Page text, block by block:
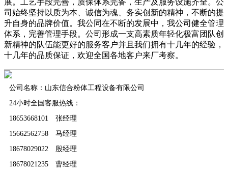
展。工艺手段完善，质保体系完备，生产及服务设施齐全。公
司始终坚持以质为本、诚信为魂、务实创新的精神，不断的提
升自身的品牌价值。我公同在不断的发展中，我公司健全管理
体系，完善管理手段。公司形成一支高素质年轻化极富团队创
新精神的队伍能更好的服务客户并且我们拥有十几年的经验，
十几年的品质保证，欢迎全国各地客户来厂考察。
公司名称：山东信合粉体工程设备有限公司
24小时全国客服热线：
18653668101 张经理
15662562758 马经理
18678029022 殷经理
18678021235 曹经理